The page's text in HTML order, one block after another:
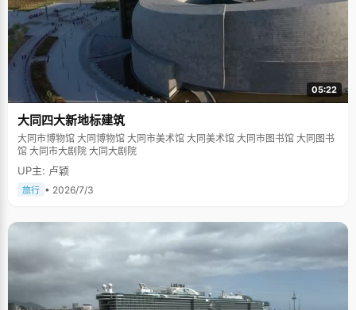
05:22
大同四大新地标建筑
大同市博物馆 大同博物馆 大同市美术馆 大同美术馆 大同市图书馆 大同图书
馆 大同市大剧院 大同大剧院
UP主: 卢颖
旅行 • 2026/7/3